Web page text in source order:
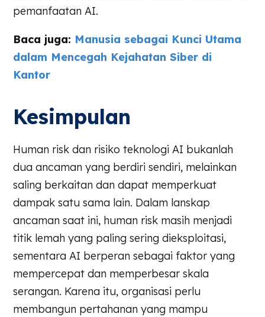
pemanfaatan AI.
Baca juga: Manusia sebagai Kunci Utama
dalam Mencegah Kejahatan Siber di
Kantor
Kesimpulan
Human risk dan risiko teknologi AI bukanlah
dua ancaman yang berdiri sendiri, melainkan
saling berkaitan dan dapat memperkuat
dampak satu sama lain. Dalam lanskap
ancaman saat ini, human risk masih menjadi
titik lemah yang paling sering dieksploitasi,
sementara AI berperan sebagai faktor yang
mempercepat dan memperbesar skala
serangan. Karena itu, organisasi perlu
membangun pertahanan yang mampu